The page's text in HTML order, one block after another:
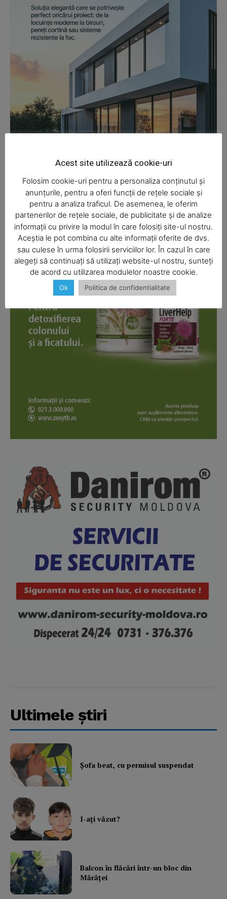
News Week
Magazine PRO
SUBSCRIBE NOW
Company
About
Contact us
Subscription Plans
Ultimele ştiri
Şofa beat, cu permisul suspendat
I-aţi văzut?
Balcon în flăcări într-un bloc din
Mărăţei
Acest site utilizează cookie-uri
Folosim cookie-uri pentru a personaliza conținutul și
anunțurile, pentru a oferi funcții de rețele sociale și
pentru a analiza traficul. De asemenea, le oferim
partenerilor de rețele sociale, de publicitate și de analize
informații cu privire la modul în care folosiți site-ul nostru.
Aceștia le pot combina cu alte informații oferite de dvs.
sau culese în urma folosirii serviciilor lor. În cazul în care
alegeți să continuați să utilizați website-ul nostru, sunteți
de acord cu utilizarea modulelor noastre cookie.
Ok Politica de confidentialitate